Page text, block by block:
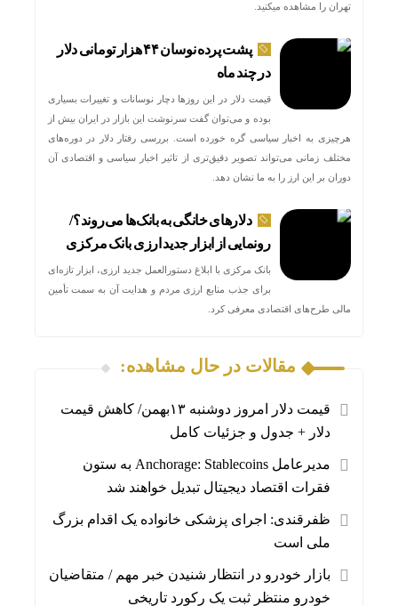
تهران را مشاهده میکنید.
پشت پرده نوسان ۴۴ هزار تومانی دلار
در چند ماه
قیمت دلار در این روزها دچار نوسانات و تغییرات بسیاری
بوده و می‌توان گفت سرنوشت این بازار در ایران بیش از
هرچیزی به اخبار سیاسی گره خورده است. بررسی رفتار دلار در دوره‌های
مختلف زمانی می‌تواند تصویر دقیق‌تری از تاثیر اخبار سیاسی و اقتصادی آن
دوران بر این ارز را به ما نشان دهد.
دلارهای خانگی به بانک‌ها می‌روند؟/
رونمایی از ابزار جدید ارزی بانک مرکزی
بانک مرکزی با ابلاغ دستورالعمل جدید ارزی، ابزار تازه‌ای
برای جذب منابع ارزی مردم و هدایت آن به سمت تأمین
مالی طرح‌های اقتصادی معرفی کرد.
مقالات در حال مشاهده:
قیمت دلار امروز دوشنبه ۱۳بهمن/ کاهش قیمت
دلار + جدول و جزئیات کامل
مدیرعامل Anchorage: Stablecoins به ستون
فقرات اقتصاد دیجیتال تبدیل خواهند شد
ظفرقندی: اجرای پزشکی خانواده یک اقدام بزرگ
ملی است
بازار خودرو در انتظار شنیدن خبر مهم / متقاضیان
خودرو منتظر ثبت یک رکورد تاریخی